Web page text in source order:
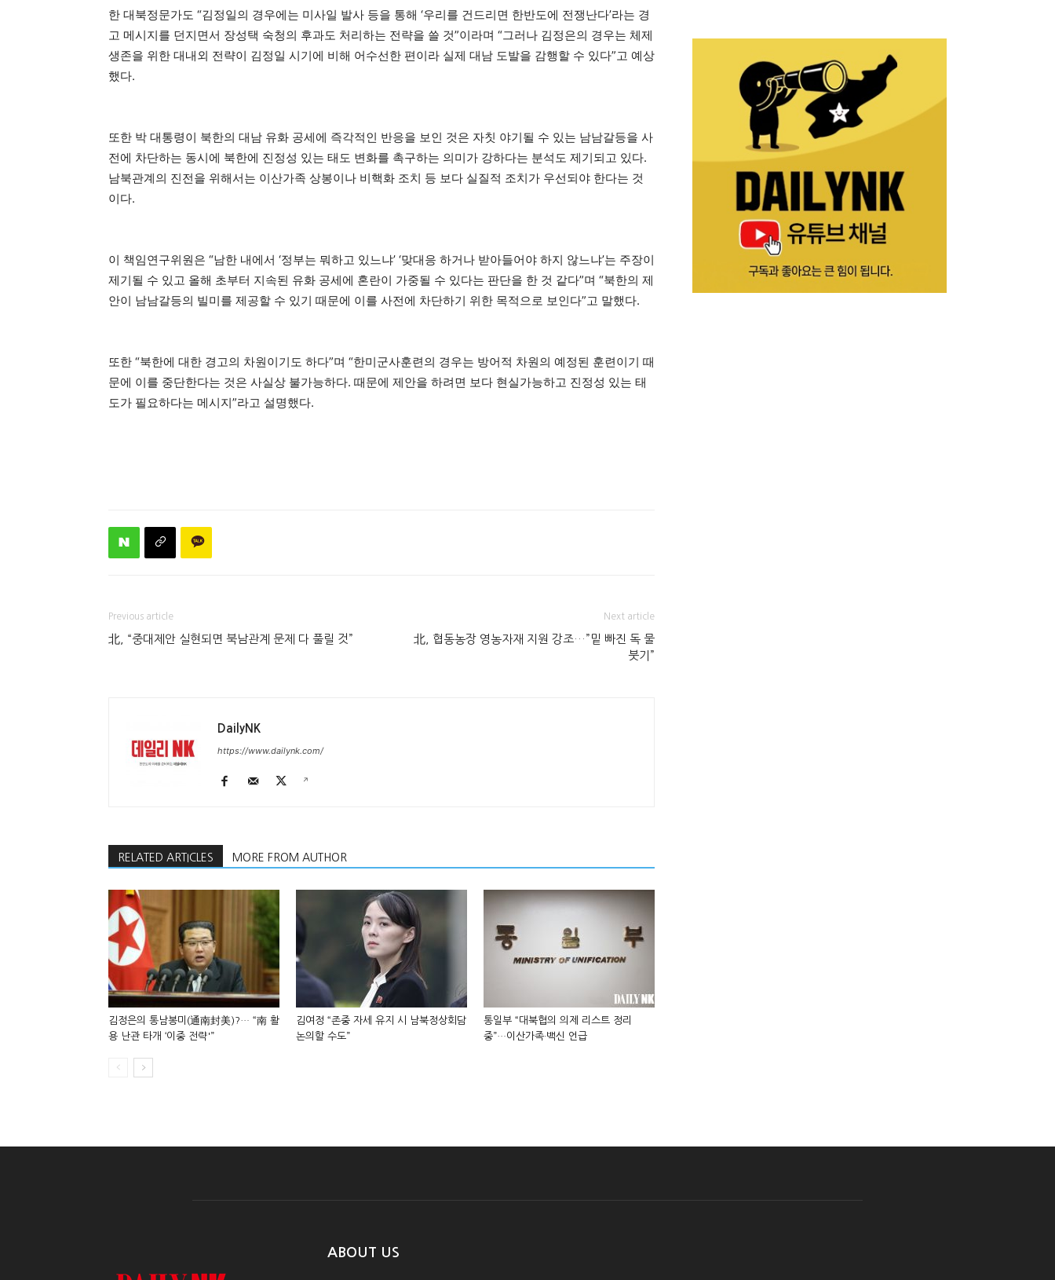
한 대북정문가도 “김정일의 경우에는 미사일 발사 등을 통해 ‘우리를 건드리면 한반도에 전쟁난다’라는 경
고 메시지를 던지면서 장성택 숙청의 후과도 처리하는 전략을 쓸 것”이라며 “그러나 김정은의 경우는 체제
생존을 위한 대내외 전략이 김정일 시기에 비해 어수선한 편이라 실제 대남 도발을 감행할 수 있다”고 예상
했다.
또한 박 대통령이 북한의 대남 유화 공세에 즉각적인 반응을 보인 것은 자칫 야기될 수 있는 남남갈등을 사
전에 차단하는 동시에 북한에 진정성 있는 태도 변화를 촉구하는 의미가 강하다는 분석도 제기되고 있다.
남북관계의 진전을 위해서는 이산가족 상봉이나 비핵화 조치 등 보다 실질적 조치가 우선되야 한다는 것
이다.
이 책임연구위원은 “남한 내에서 ‘정부는 뭐하고 있느냐’ ‘맞대응 하거나 받아들어야 하지 않느냐’는 주장이
제기될 수 있고 올해 초부터 지속된 유화 공세에 혼란이 가중될 수 있다는 판단을 한 것 같다”며 “북한의 제
안이 남남갈등의 빌미를 제공할 수 있기 때문에 이를 사전에 차단하기 위한 목적으로 보인다”고 말했다.
또한 “북한에 대한 경고의 차원이기도 하다”며 “한미군사훈련의 경우는 방어적 차원의 예정된 훈련이기 때
문에 이를 중단한다는 것은 사실상 불가능하다. 때문에 제안을 하려면 보다 현실가능하고 진정성 있는 태
도가 필요하다는 메시지”라고 설명했다.
Previous article
北, “중대제안 실현되면 북남관계 문제 다 풀릴 것”
Next article
北, 협동농장 영농자재 지원 강조…”밑 빠진 독 물
붓기”
DailyNK
https://www.dailynk.com/
RELATED ARTICLES MORE FROM AUTHOR
김정은의 통남봉미(通南封美)?… “南 활
용 난관 타개 ‘이중 전략'”
김여정 “존중 자세 유지 시 남북정상회담
논의할 수도”
통일부 “대북협의 의제 리스트 정리
중”…이산가족·백신 언급
ABOUT US